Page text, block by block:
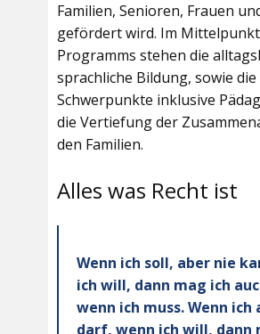
Familien, Senioren, Frauen
gefördert wird. Im
Programms stehen die
sprachliche Bildung, sowie die
Schwerpunkte inklusive
die Vertiefung der
den Familien.
Alles was Recht ist
Wenn ich soll, aber nie
ich will, dann mag ich
wenn ich muss. Wenn ich
darf, wenn ich will, dann